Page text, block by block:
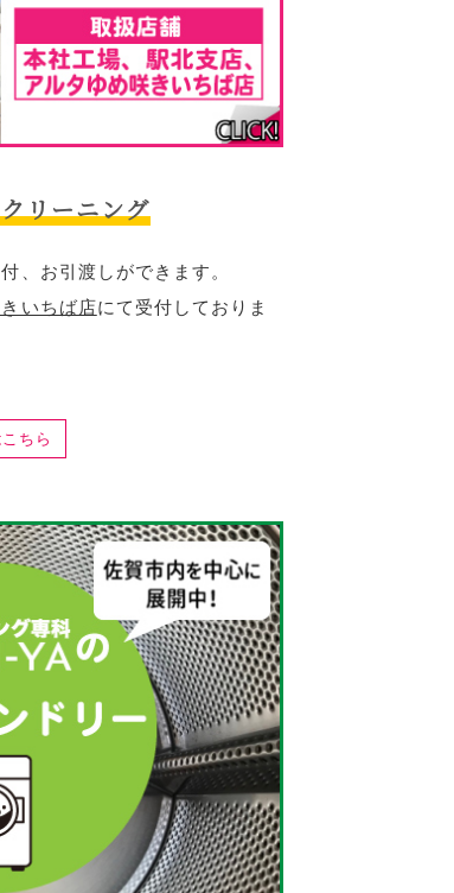
リーニング
、お引渡しができます。
いちば店にて受付しておりま
ちら